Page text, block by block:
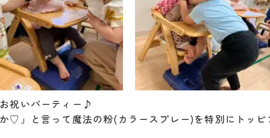
祝いパーティー♪
♡」と言って魔法の粉(カラースプレー)を特別にトッ